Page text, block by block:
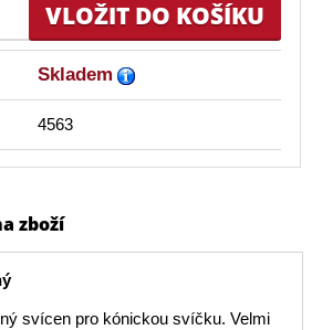
Skladem
4563
zboží
svícen pro kónickou svíčku. Velmi